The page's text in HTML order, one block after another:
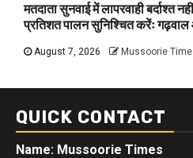
मतदाता सुनवाई में लापरवाही बर्दाश्त
प्रतिशत पालन सुनिश्चित करेंः
August 7, 2026 Mussoorie
QUICK CONTACT
Name: Mussoorie Times